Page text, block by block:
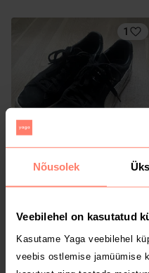
Nõusolek
Veebilehel on kasutatud
Kasutame Yaga veebilehel
veebis ostlemise jamüümise
1
12 €
Puma